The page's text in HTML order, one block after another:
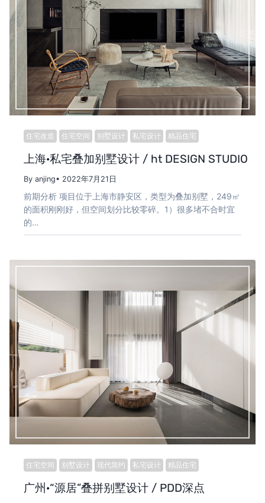
住宅改造 住宅空间 别墅设计 私宅设计 精品住宅
上海·私宅叠加别墅设计 / ht DESIGN STUDIO
By anjing• 2022年7月21日
前期分析 项目位于上海市静安区，类型为叠加别墅，249㎡
的面积刚刚好，但空间划分比较零碎。1）很多堵不合时宜
的…
住宅空间 别墅设计 现代简约 私宅设计 精品住宅
广州·“源居”叠拼别墅设计 / PDD深点